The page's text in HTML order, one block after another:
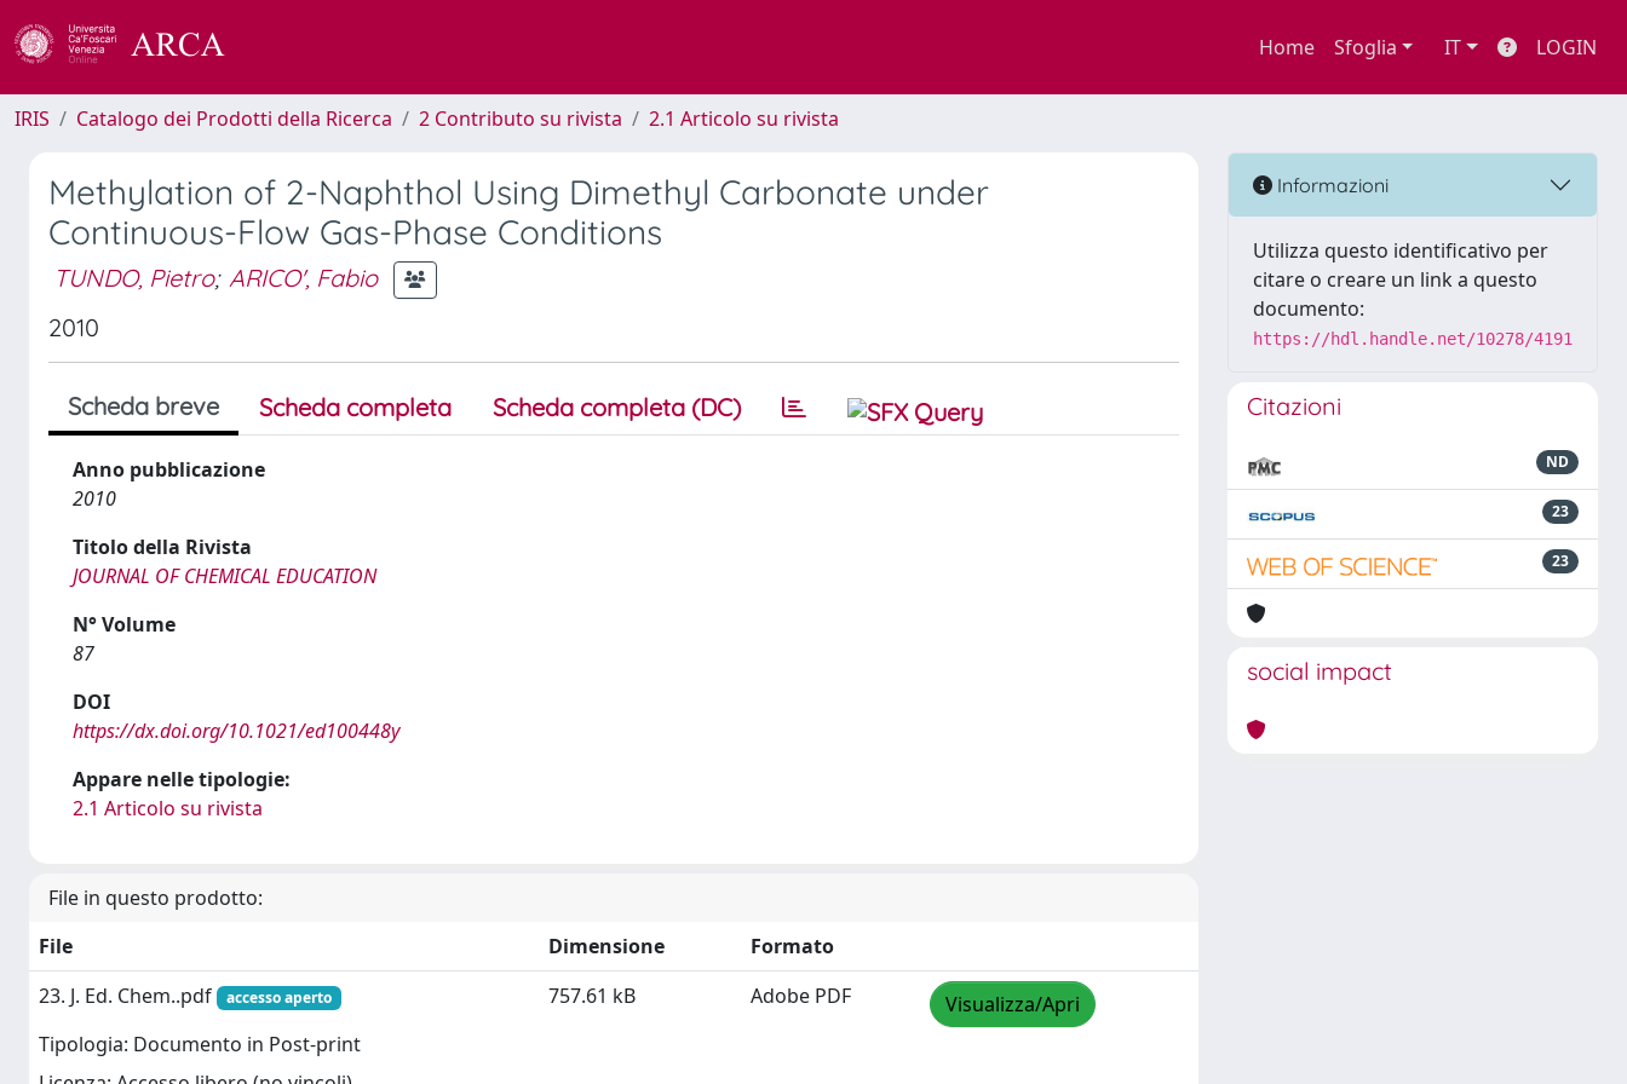
Home Sfoglia IT LOGIN
IRIS Catalogo dei Prodotti della Ricerca 2 Contributo su rivista 2.1 Articolo su rivista
Methylation of 2-Naphthol Using Dimethyl Carbonate under
Continuous-Flow Gas-Phase Conditions
TUNDO, Pietro; ARICO', Fabio
2010
Scheda breve Scheda completa Scheda completa (DC)
Anno pubblicazione
2010
Titolo della Rivista
JOURNAL OF CHEMICAL EDUCATION
N° Volume
87
DOI
https://dx.doi.org/10.1021/ed100448y
Appare nelle tipologie:
2.1 Articolo su rivista
File in questo prodotto:
File
Dimensione
Formato
23. J. Ed. Chem..pdf
accesso aperto
Tipologia: Documento in Post-print
757.61 kB Adobe PDF Visualizza/Apri
Informazioni
Utilizza questo identificativo per
citare o creare un link a questo
documento:
https://hdl.handle.net/10278/4191
Citazioni
ND
23
23
social impact